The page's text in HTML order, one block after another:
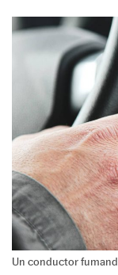
Un conductor